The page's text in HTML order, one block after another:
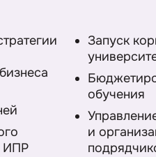
ИПР
Запуск
обучения
и